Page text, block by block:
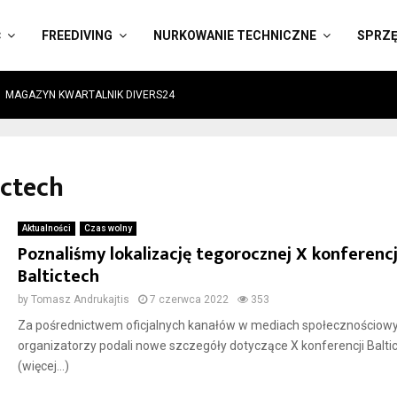
FREEDIVING NURKOWANIE TECHNICZNE
MAGAZYN KWARTALNIK DIVERS24
Aktualności Czas wolny
Poznaliśmy lokalizację tegorocznej X
Baltictech
by Tomasz Andrukajtis 7 czerwca 2022 353
Za pośrednictwem oficjalnych kanałów w mediach
organizatorzy podali nowe szczegóły dotyczące X konferencji
(więcej…)